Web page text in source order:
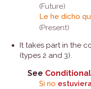
(Future)
Le he dicho
(Present)
It takes part in the
(types 2 and 3).
See
Si no